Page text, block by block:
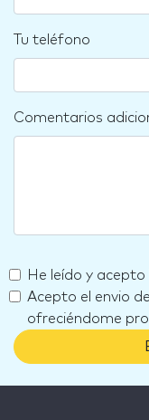
Tu teléfono
Comentarios
He leído y acepto
Acepto el envio
ofreciéndome